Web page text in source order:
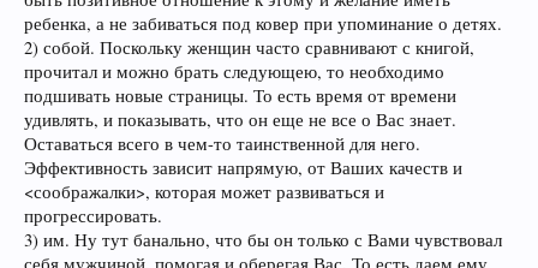
ребенка, а не забиваться под ковер при упоминание о детях.
2) собой. Поскольку женщин часто сравнивают с книгой,
прочитал и можно брать следующею, то необходимо
подшивать новые страницы. То есть время от времени
удивлять, и показывать, что он еще не все о Вас знает.
Оставаться всего в чем-то таинственной для него.
Эффективность зависит напрямую, от Ваших качеств и
<соображалки>, которая может развиваться и
прогрессировать.
3) им. Ну тут банально, что бы он только с Вами чувствовал